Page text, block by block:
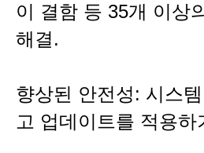
이 결함 등 35개 이상
해결.
향상된 안전성: 시스
고 업데이트를 적용